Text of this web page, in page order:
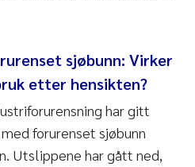
sjøbunn: Virker
etter hensikten?
har gitt
forurenset sjøbunn
Utslippene har gått ned,